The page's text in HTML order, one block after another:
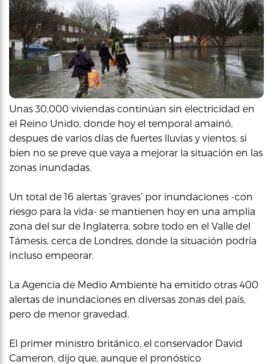
Unas 30,000 viviendas continúan sin electricidad en
el Reino Unido, donde hoy el temporal amainó,
despues de varios días de fuertes lluvias y vientos, si
bien no se preve que vaya a mejorar la situación en las
zonas inundadas.
Un total de 16 alertas ‘graves’ por inundaciones -con
riesgo para la vida- se mantienen hoy en una amplia
zona del sur de Inglaterra, sobre todo en el Valle del
Támesis, cerca de Londres, donde la situación podría
incluso empeorar.
La Agencia de Medio Ambiente ha emitido otras 400
alertas de inundaciones en diversas zonas del país,
pero de menor gravedad.
El primer ministro británico, el conservador David
Cameron, dijo que, aunque el pronóstico